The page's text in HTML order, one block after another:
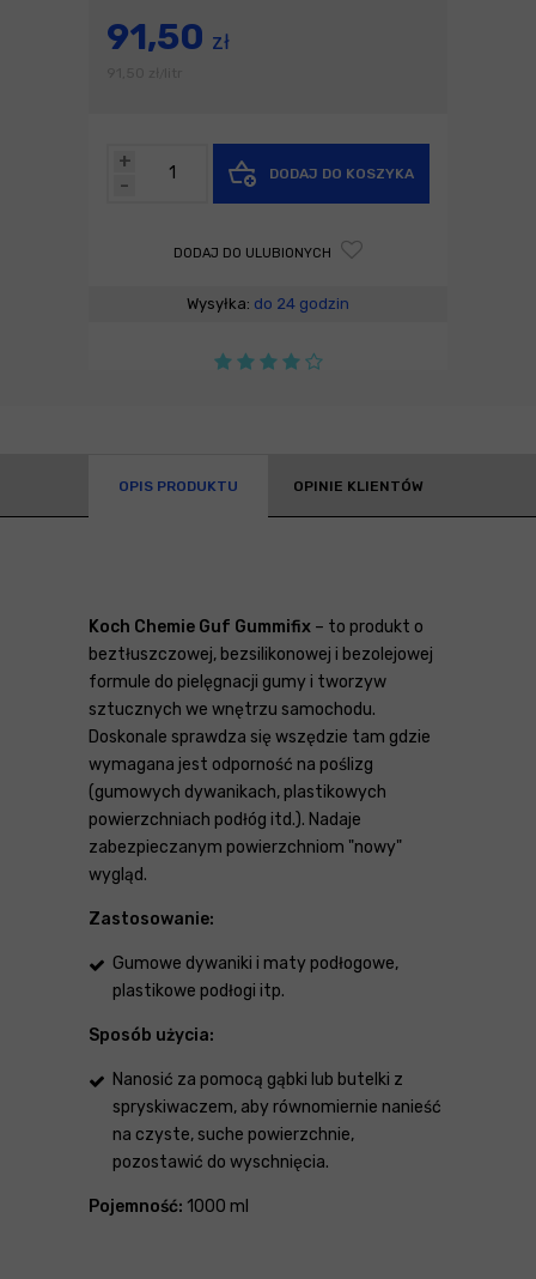
91,50 zł
-
+
DODAJ DO KOSZYKA
DODAJ DO ULUBIONYCH
Wysyłka: do 24 godzin
OPIS PRODUKTU OPINIE KLIENTÓW
Koch Chemie Guf Gummifix – to produkt o
beztłuszczowej, bezsilikonowej i bezolejowej
formule do pielęgnacji gumy i tworzyw
sztucznych we wnętrzu samochodu.
Doskonale sprawdza się wszędzie tam gdzie
wymagana jest odporność na poślizg
(gumowych dywanikach, plastikowych
powierzchniach podłóg itd.). Nadaje
zabezpieczanym powierzchniom "nowy"
wygląd.
Zastosowanie:
Gumowe dywaniki i maty podłogowe,
plastikowe podłogi itp.
Sposób użycia:
Nanosić za pomocą gąbki lub butelki z
spryskiwaczem, aby równomiernie nanieść
na czyste, suche powierzchnie,
pozostawić do wyschnięcia.
Pojemność: 1000 ml